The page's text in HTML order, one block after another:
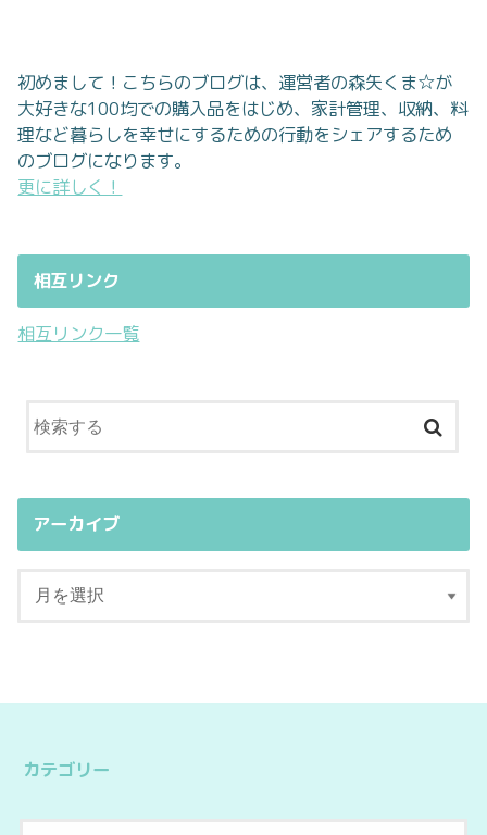
初めまして！こちらのブログは、運営者の森矢くま☆が
大好きな100均での購入品をはじめ、家計管理、収納、料
理など暮らしを幸せにするための行動をシェアするため
のブログになります。
更に詳しく！
相互リンク
相互リンク一覧
アーカイブ
カテゴリー